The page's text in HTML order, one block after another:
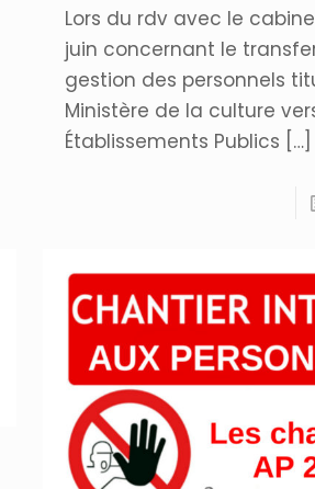
Lors du rdv avec le
juin concernant le
gestion des personnels
Ministère de la culture
Établissements Publics […]